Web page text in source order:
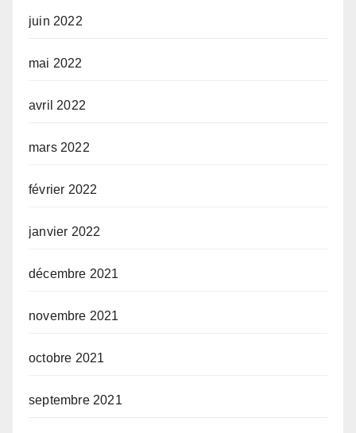
juin 2022
mai 2022
avril 2022
mars 2022
février 2022
janvier 2022
décembre 2021
novembre 2021
octobre 2021
septembre 2021